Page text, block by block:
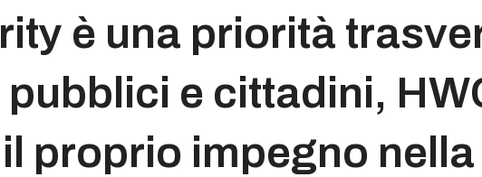
è una priorità
e cittadini,
proprio impegno nella